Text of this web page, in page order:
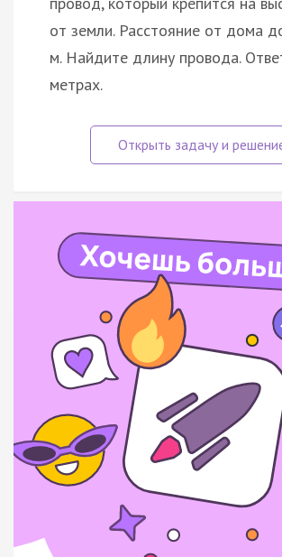
от земли. Расстояние от дома
м. Найдите длину провода.
метрах.